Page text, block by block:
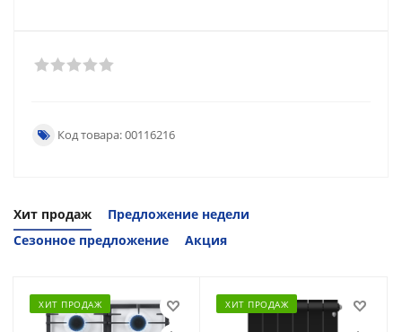
Код товара: 00116216
Хит продаж
Предложение недели
Сезонное предложение
Акция
ХИТ ПРОДАЖ ХИТ ПРОДАЖ